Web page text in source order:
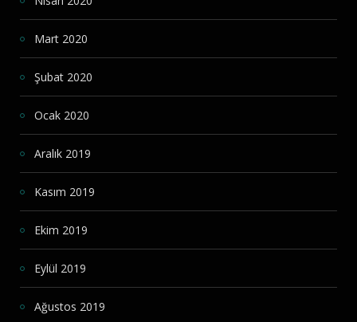
Mart 2020
Şubat 2020
Ocak 2020
Aralık 2019
Kasım 2019
Ekim 2019
Eylül 2019
Ağustos 2019